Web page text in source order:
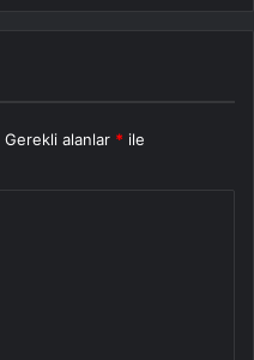
Gerekli alanlar * ile